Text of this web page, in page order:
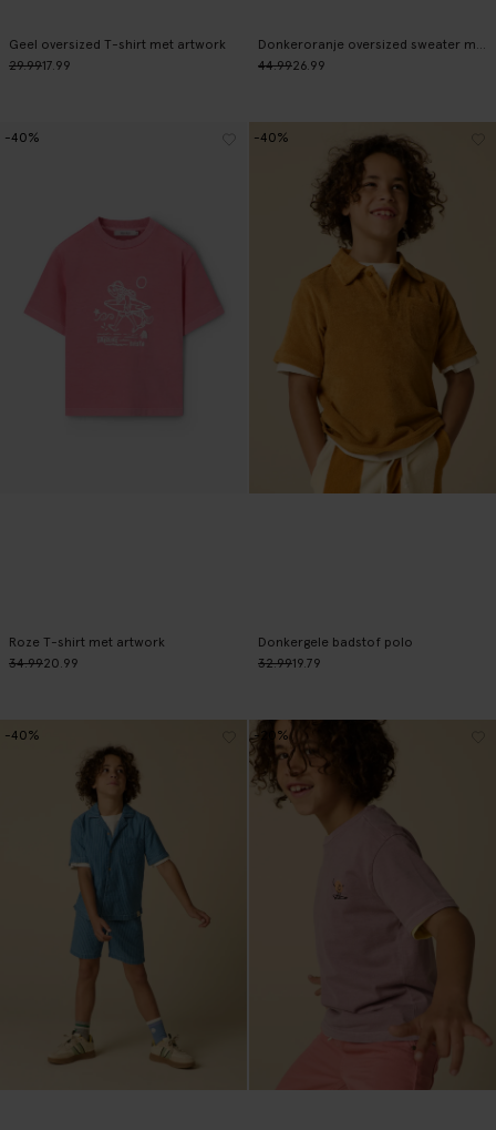
Geel oversized T-shirt met artwork
29.9917.99
Donkeroranje oversized sweater met artwork
44.9926.99
Roze T-shirt met artwork
34.9920.99
-40%
Donkergele badstof polo
32.9919.79
-40%
-40% -20%